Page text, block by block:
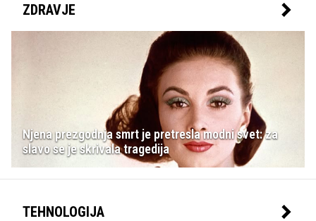
ZDRAVJE
Njena prezgodnja smrt je pretresla modni svet: za
slavo se je skrivala tragedija
TEHNOLOGIJA